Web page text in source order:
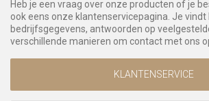
Heb je een vraag over onze producten of je
ook eens onze klantenservicepagina. Je vindt
bedrijfsgegevens, antwoorden op
verschillende manieren om contact met ons
KLANTENSERVICE